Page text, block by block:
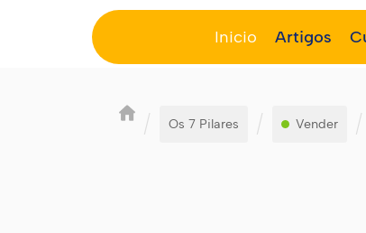
Inicio Artigos
/ Os 7 Pilares / Vender /